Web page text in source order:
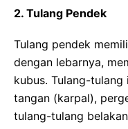
2. Tulang Pendek
Tulang pendek
dengan lebarnya,
kubus. Tulang-
tangan (karpal),
tulang-tulang